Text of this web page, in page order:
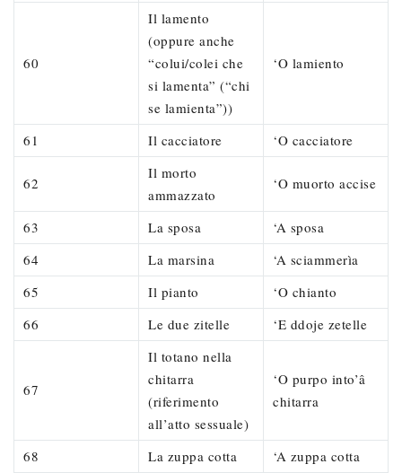
60
Il lamento
(oppure anche
“colui/colei che
si lamenta” (“chi
se lamienta”))
‘O lamiento
61 Il cacciatore ‘O cacciatore
62
Il morto
ammazzato
‘O muorto accise
63 La sposa
‘A sposa
64
La marsina
‘A sciammerìa
65
Il pianto
‘O chianto
66
Le due zitelle ‘E ddoje zetelle
67
Il totano nella
chitarra
(riferimento
all’atto sessuale)
‘O purpo into’â
chitarra
68 La zuppa cotta ‘A zuppa cotta